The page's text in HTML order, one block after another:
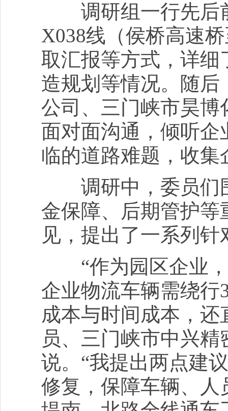
调研组一行先后
X038线（侯桥高速
取汇报等方式，详
造规划等情况。随
公司、三门峡市昊
面对面沟通，倾听
临的道路难题，收
调研中，委员们
金保障、后期管护
见，提出了一系列
“作为园区企业，
企业物流车辆需绕
成本与时间成本，
员、三门峡市中兴
说。“我提出两点建
修复，保障车辆、